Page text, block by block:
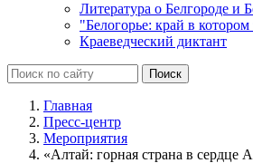
Литература о Белгороде и
"Белогорье: край в
Краеведческий диктант
Главная
Пресс-центр
Мероприятия
«Алтай: горная страна в сердце